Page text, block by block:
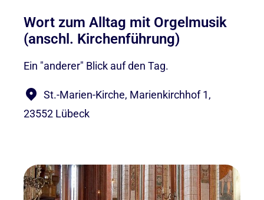
Wort zum Alltag mit Orgelmusik
(anschl. Kirchenführung)
Ein "anderer" Blick auf den Tag.
St.-Marien-Kirche, Marienkirchhof 1,
23552 Lübeck